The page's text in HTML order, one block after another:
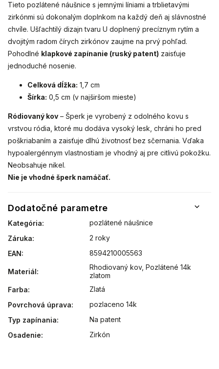
Tieto pozlátené náušnice s jemnými líniami a trblietavými
zirkónmi sú dokonalým doplnkom na každý deň aj slávnostné
chvíle. Ušľachtilý dizajn tvaru U doplnený precíznym rytím a
dvojitým radom čírych zirkónov zaujme na prvý pohľad.
Pohodlné klapkové zapínanie (ruský patent) zaisťuje
jednoduché nosenie.
Celková dĺžka: 1,7 cm
Šírka: 0,5 cm (v najširšom mieste)
Ródiovaný kov – Šperk je vyrobený z odolného kovu s
vrstvou ródia, ktoré mu dodáva vysoký lesk, chráni ho pred
poškriabaním a zaisťuje dlhú životnosť bez sčernania. Vďaka
hypoalergénnym vlastnostiam je vhodný aj pre citlivú pokožku.
Neobsahuje nikel.
Nie je vhodné šperk namáčať.
Dodatočné parametre
Kategória:
pozlátené náušnice
Záruka:
2 roky
EAN: 8594210005563
Materiál:
Rhodiovaný kov, Pozlátené 14k
zlatom
Farba:
Zlatá
Povrchová úprava:
pozlaceno 14k
Typ zapínania:
Na patent
Osadenie: Zirkón